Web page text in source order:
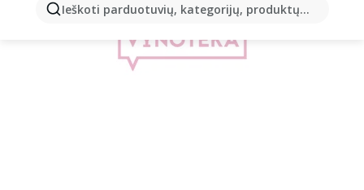
Ieškoti parduotuvių, kategorijų, produktų...